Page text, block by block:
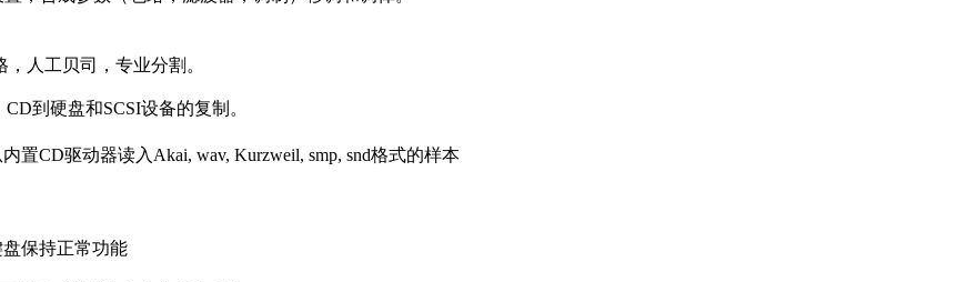
人工贝司，专业分割。
到硬盘和SCSI设备的复制。
置CD驱动器读入Akai, wav, Kurzweil, smp, snd格式的样本
保持正常功能